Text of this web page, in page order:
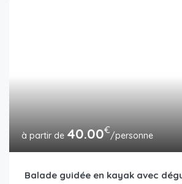
40.00€/personne
Balade guidée en kayak avec